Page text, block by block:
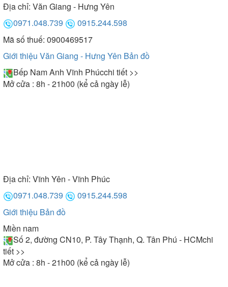
Địa chỉ: Văn Giang - Hưng Yên
0971.048.739
0915.244.598
Mã số thuế: 0900469517
Giới thiệu Văn Giang - Hưng Yên Bản đồ
Bếp Nam Anh Vĩnh Phúcchi tiết >>
Mở cửa : 8h - 21h00 (kể cả ngày lễ)
Địa chỉ: Vĩnh Yên - Vĩnh Phúc
0971.048.739
0915.244.598
Giới thiệu Bản đồ
Miền nam
Số 2, đường CN10, P. Tây Thạnh, Q. Tân Phú - HCMchi
tiết >>
Mở cửa : 8h - 21h00 (kể cả ngày lễ)